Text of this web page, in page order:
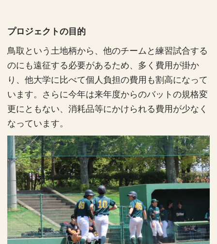
プロジェクトの目的
鳥取という土地柄から、他のチームと練習試合する
のにも遠征する必要があるため、多く費用が掛か
り、他大学に比べて個人負担の費用も割高になって
います。さらに今年は来年度からのバットの規格変
更にともない、消耗品等にかけられる費用が少なく
なっています。